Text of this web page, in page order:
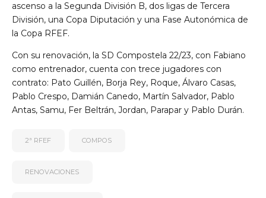
ascenso a la Segunda División B, dos ligas de Tercera
División, una Copa Diputación y una Fase Autonómica de
la Copa RFEF.
Con su renovación, la SD Compostela 22/23, con Fabiano
como entrenador, cuenta con trece jugadores con
contrato: Pato Guillén, Borja Rey, Roque, Álvaro Casas,
Pablo Crespo, Damián Canedo, Martín Salvador, Pablo
Antas, Samu, Fer Beltrán, Jordan, Parapar y Pablo Durán.
2ª RFEF COMPOS
RENOVACIONES